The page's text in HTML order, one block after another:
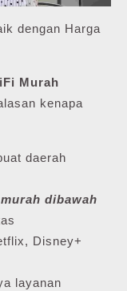
dengan Harga
Murah
kenapa
daerah
dibawah
Disney+
layanan